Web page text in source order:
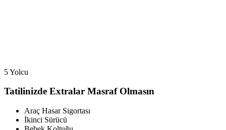
5 Yolcu
Tatilinizde Extralar Masraf Olmasın
Araç Hasar Sigortası
İkinci Sürücü